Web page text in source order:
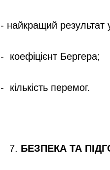
- найкращий результат
- коефіцієнт Бергера;
- кількість перемог.
7. БЕЗПЕКА ТА